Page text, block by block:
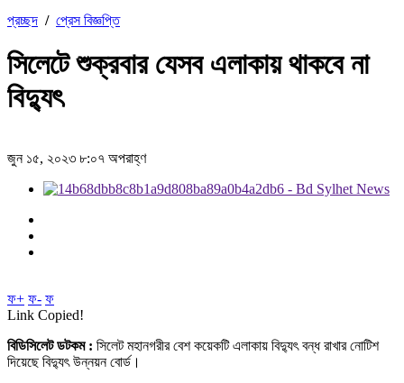
প্রচ্ছদ / প্রেস বিজ্ঞপ্তি
সিলেটে শুক্রবার যেসব এলাকায় থাকবে না
বিদ্যুৎ
জুন ১৫, ২০২৩ ৮:০৭ অপরাহ্ণ
ফ+ ফ- ফ
Link Copied!
বিডিসিলেট ডটকম : সিলেট মহানগরীর বেশ কয়েকটি এলাকায় বিদ্যুৎ বন্ধ রাখার নোটিশ
দিয়েছে বিদ্যুৎ উন্নয়ন বোর্ড।